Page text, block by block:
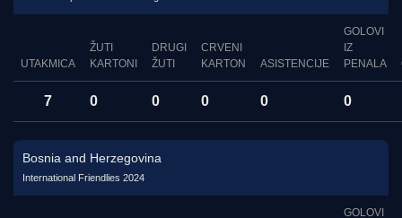
UTAKMICA
ŽUTI
KARTONI
DRUGI
ŽUTI
CRVENI
KARTON
ASISTENCIJE
GOLOVI
IZ
PENALA
7 0 0 0 0 0
Bosnia and Herzegovina
International Friendlies 2024
GOLOVI